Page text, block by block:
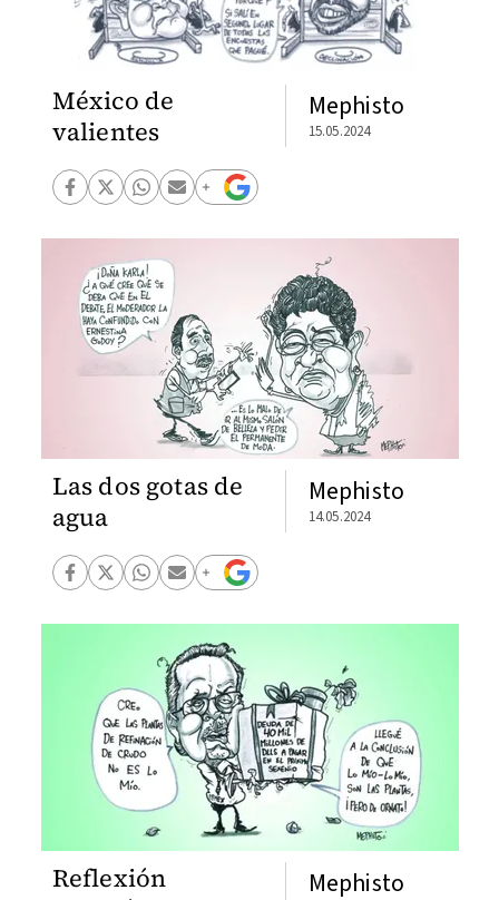
México de
valientes
Mephisto
15.05.2024
Las dos gotas de
agua
Mephisto
14.05.2024
Reflexión
Mephisto